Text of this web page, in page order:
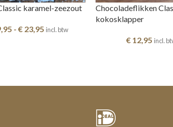
karamel-zeezout
- € 23,95 incl. btw
Chocoladeflikken
kokosklapper
€ 12,95 incl.